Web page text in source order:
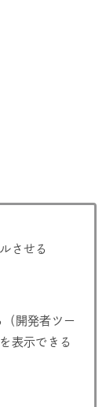
させる
開発者ツー
表示できる